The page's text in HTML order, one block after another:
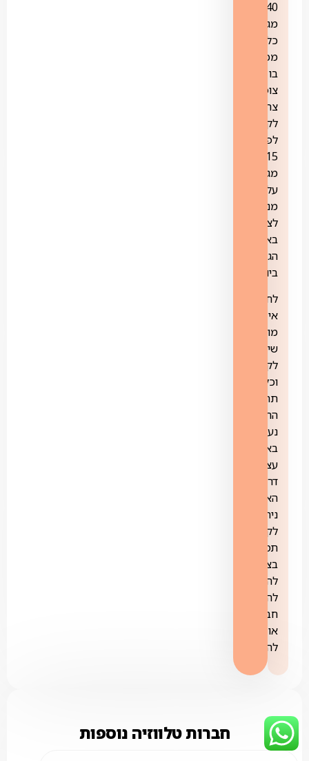
40
מגה.
כל
מכשיר
בו
צופים
צריך
לקבל
לפחות
15
מגה
על
מנת
לצפות
באיכות
הגבוהה
ביותר.
לחברה
אין
מוקד
שימור
לקוחות
וכל
תהליך
החיבור
נעשה
באופן
עצמאי
דרך
האתר.
ניתן
לקבל
תמיכה
בצ'אט,
להוסיף/
להוריד
חבילות
או
להתנתק.
חברות טלווזיה נוספות